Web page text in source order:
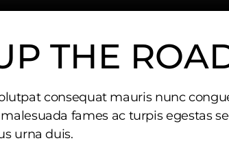
THE
consequat mauris nunc
fames ac turpis egestas
urna duis.